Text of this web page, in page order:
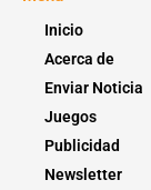
Inicio
Acerca de
Enviar Noticia
Juegos
Publicidad
Newsletter